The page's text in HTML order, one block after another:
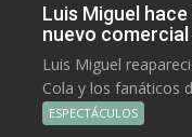
Luis Miguel
nuevo comercial
Luis Miguel
Cola y los fanáticos
ESPECTÁCULOS